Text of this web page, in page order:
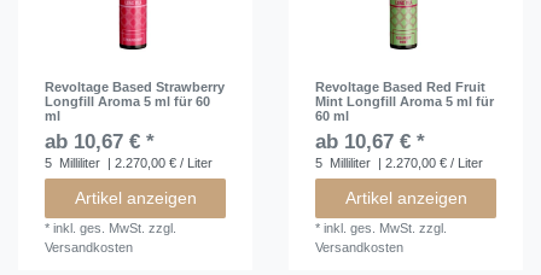
Revoltage Based Strawberry
Longfill Aroma 5 ml für 60
ml
ab 10,67 € *
5 Milliliter | 2.270,00 € / Liter
Artikel anzeigen
*inkl. ges. MwSt. zzgl.
Versandkosten
Revoltage Based Red Fruit
Mint Longfill Aroma 5 ml für
60 ml
ab 10,67 € *
5 Milliliter | 2.270,00 € / Liter
Artikel anzeigen
*inkl. ges. MwSt. zzgl.
Versandkosten